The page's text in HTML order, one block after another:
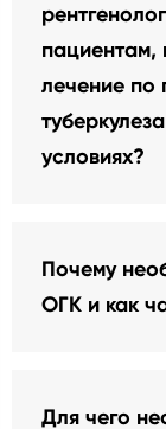
пациентам,
лечение по
условиях?
Почему
ОГК и как
Для чего